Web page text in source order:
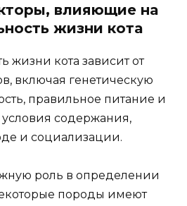
влияющие на
жизни кота
жизни кота зависит от
включая генетическую
правильное питание и
условия содержания,
и социализации.
роль в определении
породы имеют